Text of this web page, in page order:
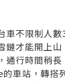
車不限制人
鏈才能開上山
通行時間稍長
車站，轉搭